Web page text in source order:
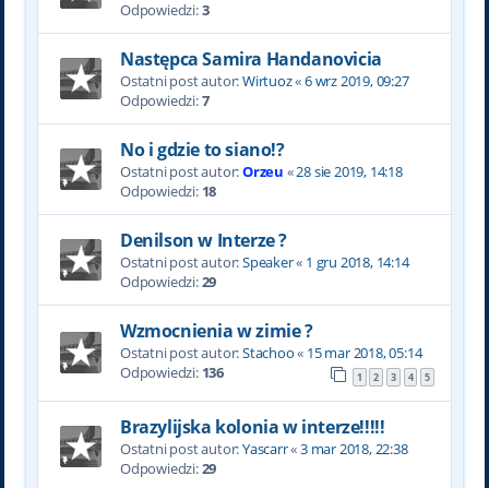
Odpowiedzi:3
Następca Samira Handanovicia
Ostatni post autor:Wirtuoz«6 wrz 2019, 09:27
Odpowiedzi:7
No i gdzie to siano!?
Ostatni post autor:Orzeu «28 sie 2019, 14:18
Odpowiedzi: 18
Denilson w Interze ?
Ostatni post autor:Speaker« 1 gru 2018, 14:14
Odpowiedzi:29
Wzmocnienia w zimie ?
Ostatni post autor:Stachoo« 15 mar 2018, 05:14
Odpowiedzi: 136 1 2 3 4 5
Brazylijska kolonia w interze!!!!!
Ostatni post autor:Yascarr«3 mar 2018, 22:38
Odpowiedzi:29